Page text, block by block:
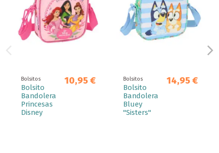
Bolsitos
Bolsito
Bandolera
Princesas
Disney
10,95 € Bolsitos
Bolsito
Bandolera
Bluey
"Sisters"
14,95 €